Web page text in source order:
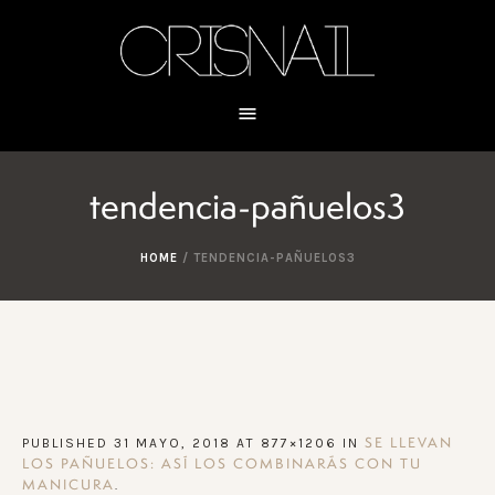
tendencia-pañuelos3
HOME / TENDENCIA-PAÑUELOS3
PUBLISHED 31 MAYO, 2018 AT 877×1206 IN SE LLEVAN
LOS PAÑUELOS: ASÍ LOS COMBINARÁS CON TU
MANICURA.